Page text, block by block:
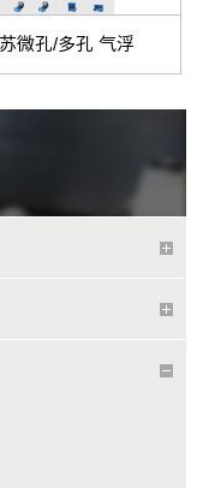
微孔/多孔 气浮